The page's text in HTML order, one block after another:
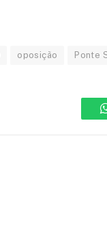
oposição Ponte